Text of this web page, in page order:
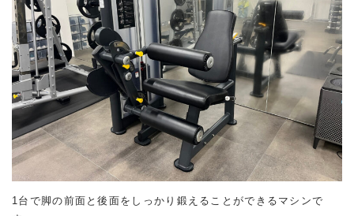
1台で脚の前面と後面をしっかり鍛えることができるマシンで